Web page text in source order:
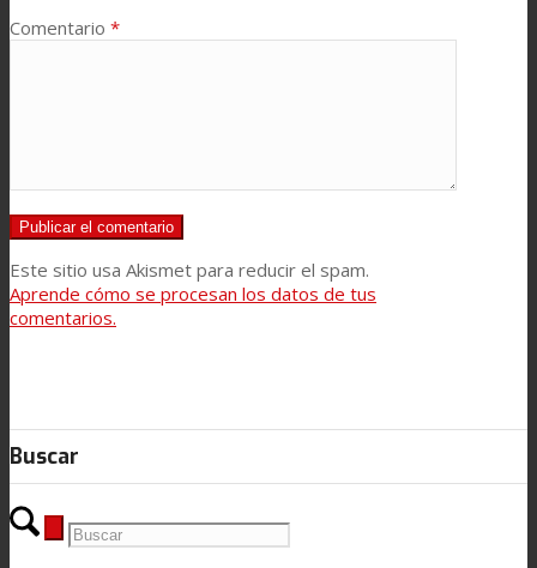
Comentario *
Este sitio usa Akismet para reducir el spam.
Aprende cómo se procesan los datos de tus
comentarios.
Buscar